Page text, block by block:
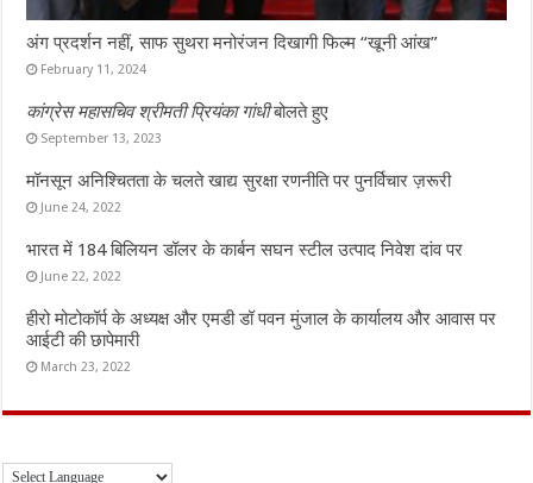
अंग प्रदर्शन नहीं, साफ सुथरा मनोरंजन दिखागी फिल्म “खूनी आंख”
February 11, 2024
कांग्रेस महासचिव श्रीमती प्रियंका गांधीबोलते हुए
September 13, 2023
मॉनसून अनिश्चितता के चलते खाद्य सुरक्षा रणनीति पर पुनर्विचार ज़रूरी
June 24, 2022
भारत में 184 बिलियन डॉलर के कार्बन सघन स्टील उत्पाद निवेश दांव पर
June 22, 2022
हीरो मोटोकॉर्प के अध्यक्ष और एमडी डॉ पवन मुंजाल के कार्यालय और आवास पर
आईटी की छापेमारी
March 23, 2022